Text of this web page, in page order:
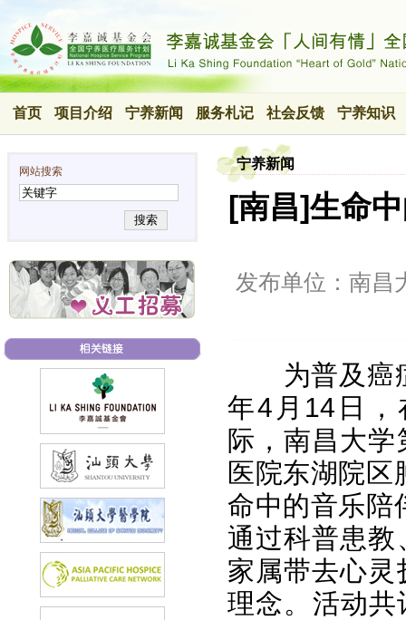
首页 项目介绍 宁养新闻 服务札记 社会反馈 宁养知识
网站搜索
搜索
宁养新闻
[南昌]生命
发布单位：南昌
为普及癌
年4月14日，
际，南昌大
医院东湖院区
命中的音乐陪
通过科普患
家属带去心
理念。活动